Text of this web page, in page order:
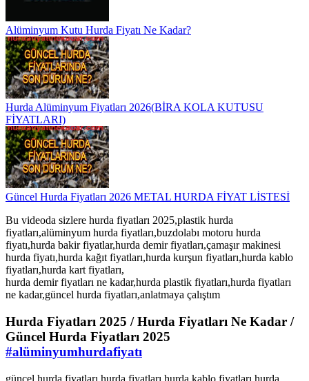
Alüminyum Kutu Hurda Fiyatı Ne Kadar?
Hurda Alüminyum Fiyatları 2026(BİRA KOLA KUTUSU
FİYATLARI)
Güncel Hurda Fiyatları 2026 METAL HURDA FİYAT LİSTESİ
Bu videoda sizlere hurda fiyatları 2025,plastik hurda
fiyatları,alüminyum hurda fiyatları,buzdolabı motoru hurda
fiyatı,hurda bakir fiyatlar,hurda demir fiyatları,çamaşır makinesi
hurda fiyatı,hurda kağıt fiyatları,hurda kurşun fiyatları,hurda kablo
fiyatları,hurda kart fiyatları,
hurda demir fiyatları ne kadar,hurda plastik fiyatları,hurda fiyatları
ne kadar,güncel hurda fiyatları,anlatmaya çalıştım
Hurda Fiyatları 2025 / Hurda Fiyatları Ne Kadar /
Güncel Hurda Fiyatları 2025
#alüminyumhurdafiyatı
güncel hurda fiyatları,hurda fiyatları,hurda kablo fiyatları,hurda